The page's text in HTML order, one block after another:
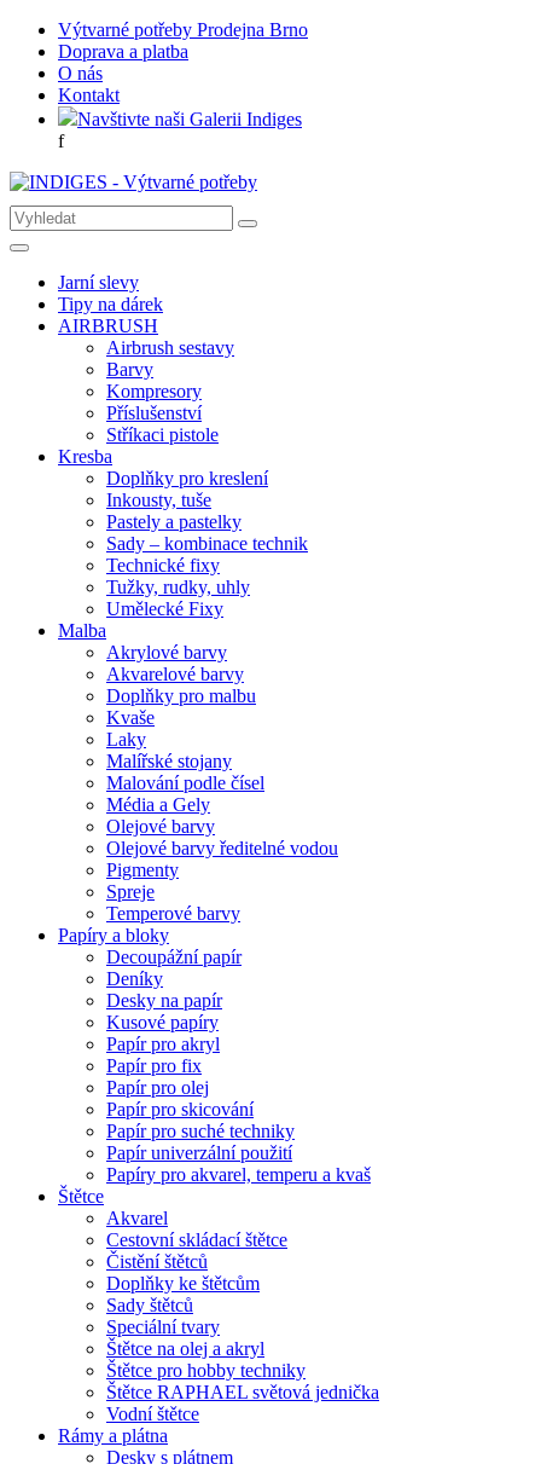
Výtvarné potřeby Prodejna Brno
Doprava a platba
O nás
Kontakt
Navštivte naši Galerii Indiges
f
Jarní slevy
Tipy na dárek
AIRBRUSH
Airbrush sestavy
Barvy
Kompresory
Příslušenství
Stříkaci pistole
Kresba
Doplňky pro kreslení
Inkousty, tuše
Pastely a pastelky
Sady – kombinace technik
Technické fixy
Tužky, rudky, uhly
Umělecké Fixy
Malba
Akrylové barvy
Akvarelové barvy
Doplňky pro malbu
Kvaše
Laky
Malířské stojany
Malování podle čísel
Média a Gely
Olejové barvy
Olejové barvy ředitelné vodou
Pigmenty
Spreje
Temperové barvy
Papíry a bloky
Decoupážní papír
Deníky
Desky na papír
Kusové papíry
Papír pro akryl
Papír pro fix
Papír pro olej
Papír pro skicování
Papír pro suché techniky
Papír univerzální použití
Papíry pro akvarel, temperu a kvaš
Štětce
Akvarel
Cestovní skládací štětce
Čistění štětců
Doplňky ke štětcům
Sady štětců
Speciální tvary
Štětce na olej a akryl
Štětce pro hobby techniky
Štětce RAPHAEL světová jednička
Vodní štětce
Rámy a plátna
Desky s plátnem